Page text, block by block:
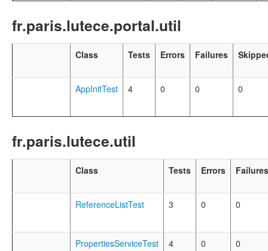
fr.paris.lutece.portal.util
Class Tests Errors Failures
AppInitTest 4 0 0 0
fr.paris.lutece.util
Class Tests Errors Failures
ReferenceListTest 3 0 0
PropertiesServiceTest 4 0 0